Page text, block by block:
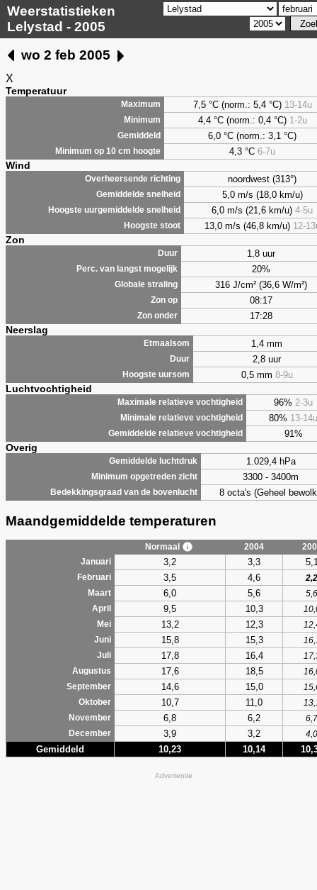
Weerstatistieken
Lelystad - 2005
wo 2 feb 2005
X
Temperatuur
Maximum 7,5 °C (norm.: 5,4 °C) 13-14u
Minimum 4,4 °C (norm.: 0,4 °C) 1-2u
Gemiddeld 6,0 °C (norm.: 3,1 °C)
Minimum op 10 cm hoogte 4,3 °C 6-7u
Wind
Overheersende richting noordwest (313°)
Gemiddelde snelheid 5,0 m/s (18,0 km/u)
Hoogste uurgemiddelde snelheid 6,0 m/s (21,6 km/u) 4-5u
Hoogste stoot 13,0 m/s (46,8 km/u) 12-
Zon
Duur 1,8 uur
Perc. van langst mogelijk 20%
Globale straling 316 J/cm² (36,6 W/m²)
Zon op 08:17
Zon onder 17:28
Neerslag
Etmaalsom 1,4 mm
Duur 2,8 uur
Hoogste uursom 0,5 mm 8-9u
Luchtvochtigheid
Maximale relatieve vochtigheid 96% 2-3u
Minimale relatieve vochtigheid 80% 13-14u
Gemiddelde relatieve vochtigheid 91%
Overig
Gemiddelde luchtdruk 1.029,4 hPa
Minimum opgetreden zicht 3300 - 3400m
Bedekkingsgraad van de bovenlucht 8 octa's (Geheel
Maandgemiddelde temperaturen
Normaal 2004
Januari
3,2 3,3
Februari 3,5 4,6
2,2
Maart
6,0 5,6
5,6
April
9,5 10,3
Mei
13,2 12,3
Juni
15,8 15,3
Juli
17,8 16,4
Augustus
17,6 18,5
September
14,6 15,0
Oktober
10,7 11,0
November
6,8 6,2
6,7
December
3,9 3,2 4,0
Gemiddeld 10,23 10,14
Advertentie